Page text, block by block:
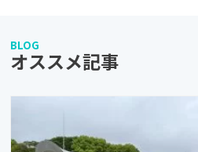
BLOG
オススメ記事